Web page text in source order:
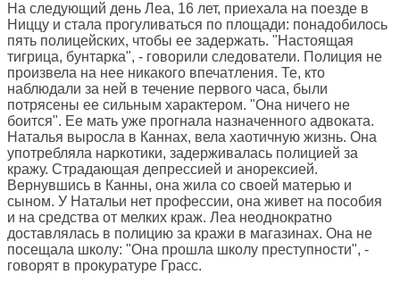
На следующий день Леа, 16 лет, приехала на поезде в
Ниццу и стала прогуливаться по площади: понадобилось
пять полицейских, чтобы ее задержать. "Настоящая
тигрица, бунтарка", - говорили следователи. Полиция не
произвела на нее никакого впечатления. Те, кто
наблюдали за ней в течение первого часа, были
потрясены ее сильным характером. "Она ничего не
боится". Ее мать уже прогнала назначенного адвоката.
Наталья выросла в Каннах, вела хаотичную жизнь. Она
употребляла наркотики, задерживалась полицией за
кражу. Страдающая депрессией и анорексией.
Вернувшись в Канны, она жила со своей матерью и
сыном. У Натальи нет профессии, она живет на пособия
и на средства от мелких краж. Леа неоднократно
доставлялась в полицию за кражи в магазинах. Она не
посещала школу: "Она прошла школу преступности", -
говорят в прокуратуре Грасс.